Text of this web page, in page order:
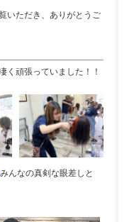
いただき、ありがとうご
く頑張っていました！！
みんなの真剣な眼差しと